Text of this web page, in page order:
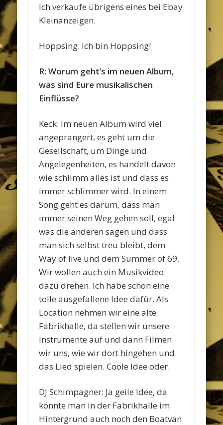
Ich verkaufe übrigens eines bei Ebay
Kleinanzeigen.
Hoppsing: Ich bin Hoppsing!
R: Worum geht‘s im neuen Album,
was sind Eure musikalischen
Einflüsse?
Keck: Im neuen Album wird viel
angeprangert, es geht um die
Gesellschaft, um Dinge und
Angelegenheiten, es handelt davon
wie schlimm alles ist und dass es
immer schlimmer wird. In einem
Song geht es darum, dass man
immer seinen Weg gehen soll, egal
was die anderen sagen und dass
man sich selbst treu bleibt, dem
Way of live und dem Summer of 69.
Wir wollen auch ein Musikvideo
dazu drehen. Ich habe schon eine
tolle ausgefallene Idee dafür. Als
Location nehmen wir eine alte
Fabrikhalle, da stellen wir unsere
Instrumente auf und dann Filmen
wir uns, wie wir dort hingehen und
das Lied spielen. Coole Idee oder.
DJ Schimpagner: Ja geile Idee, da
könnte man in der Fabrikhalle im
Hintergrund auch noch den Boatvan